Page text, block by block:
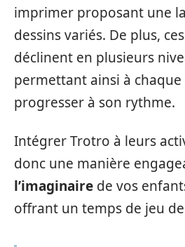
imprimer proposant une
dessins variés. De plus,
déclinent en plusieurs
permettant ainsi à
progresser à son rythme.
Intégrer Trotro à leurs
donc une manière
l’imaginaire de vos
offrant un temps de jeu